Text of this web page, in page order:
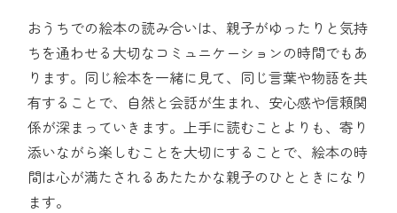
おうちでの絵本の読み合いは、親子がゆったりと気持
ちを通わせる大切なコミュニケーションの時間でもあ
ります。同じ絵本を一緒に見て、同じ言葉や物語を共
有することで、自然と会話が生まれ、安心感や信頼関
係が深まっていきます。上手に読むことよりも、寄り
添いながら楽しむことを大切にすることで、絵本の時
間は心が満たされるあたたかな親子のひとときになり
ます。